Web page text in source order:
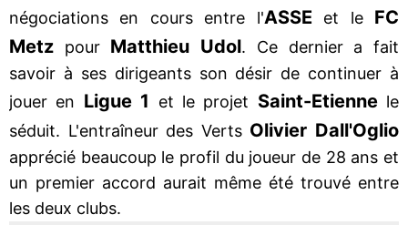
négociations en cours entre l'ASSE et le FC
Metz pour Matthieu Udol. Ce dernier a fait
savoir à ses dirigeants son désir de continuer à
jouer en Ligue 1 et le projet Saint-Etiennele
séduit. L'entraîneur des Verts Olivier Dall'Oglio
apprécié beaucoup le profil du joueur de 28 ans et
un premier accord aurait même été trouvé entre
les deux clubs.